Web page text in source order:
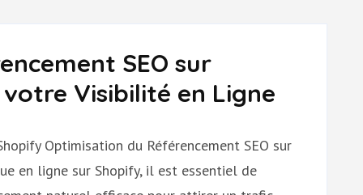
RÉFÉRENCEMENT
SEO
SEO sur
Visibilité en Ligne
Optimisation du Référencement SEO sur
en ligne sur Shopify, il est essentiel de